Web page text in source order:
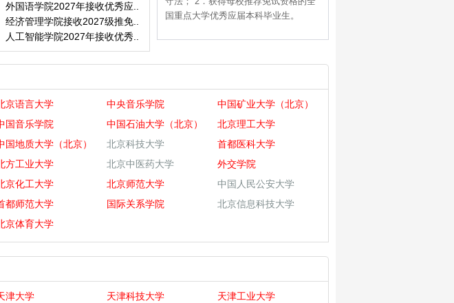
国语学院2027年接收优秀应..
济管理学院接收2027级推免..
工智能学院2027年接收优秀..
国重点大学优秀应届本科毕业生。
京语言大学 中央音乐学院
中国矿业大学（北京）
国音乐学院 中国石油大学（北京）
北京理工大学
国地质大学（北京） 北京科技大学
首都医科大学
方工业大学 北京中医药大学
外交学院
京化工大学 北京师范大学
中国人民公安大学
都师范大学 国际关系学院
北京信息科技大学
京体育大学
津大学 天津科技大学
天津工业大学